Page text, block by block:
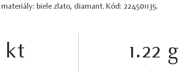
biele zlato, diamant. Kód: 224501135.
kt 1.22 g